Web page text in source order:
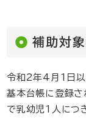
補助対
令和2年4月1日以
基本台帳に登録さ
で乳幼児1人につ